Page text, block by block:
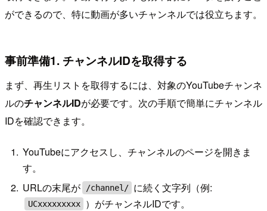
ができるので、特に動画が多いチャンネルでは役立ちます。
事前準備1. チャンネルIDを取得する
まず、再生リストを取得するには、対象のYouTubeチャンネ
ルのチャンネルIDが必要です。次の手順で簡単にチャンネル
IDを確認できます。
YouTubeにアクセスし、チャンネルのページを開きま
す。
URLの末尾が
/channel/ に続く文字列（例:
UCxxxxxxxxx
）がチャンネルIDです。